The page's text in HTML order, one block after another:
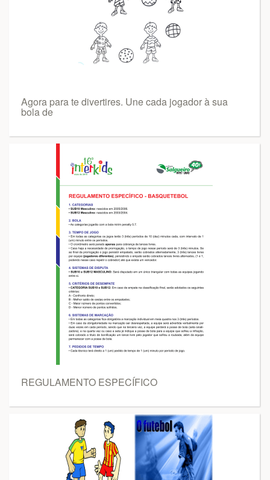
Agora para te divertires. Une cada jogador à sua
bola de
REGULAMENTO ESPECÍFICO